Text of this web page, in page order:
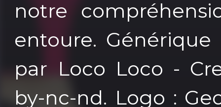
notre
entoure.
par Loco Loco -
by-nc-nd. Logo :